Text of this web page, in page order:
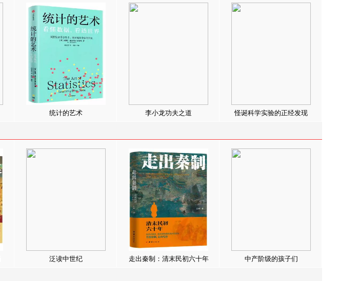
统计的艺术 李小龙功夫之道 怪诞科学实验的正经发现
泛读中世纪 走出秦制：清末民初六十年 中产阶级的孩子们